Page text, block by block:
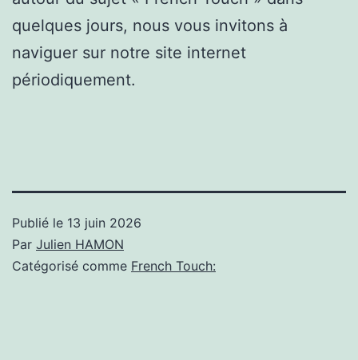
quelques jours, nous vous invitons à
naviguer sur notre site internet
périodiquement.
Publié le 13 juin 2026
Par Julien HAMON
Catégorisé comme French Touch: